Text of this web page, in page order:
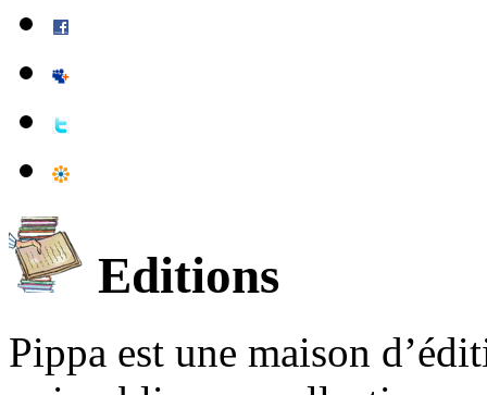
Editions
Pippa est une maison